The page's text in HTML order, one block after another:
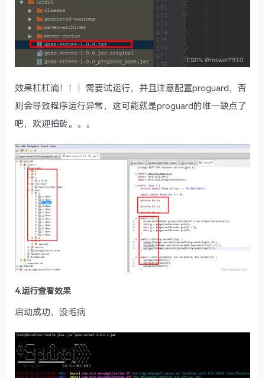
效果杠杠滴！！！需要试运行，并且注意配置proguard，否
则会导致程序运行异常，这可能就是proguard的唯一缺点了
吧，欢迎拍砖。。。
4.运行查看效果
启动成功，没毛病